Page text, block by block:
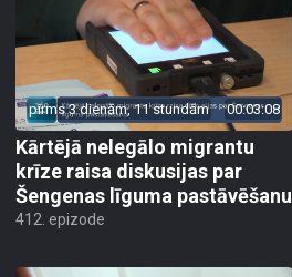
pirms 3 dienām, 11 stundām 00:03:08
Kārtējā nelegālo migrantu
krīze raisa diskusijas par
Šengenas līguma pastāvēšanu
412. epizode